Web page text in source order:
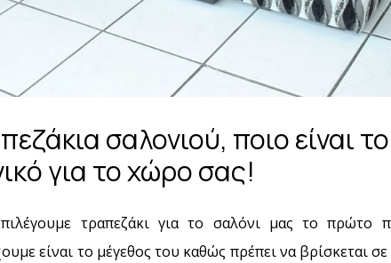
σαλονιού, ποιο είναι το
για το χώρο σας!
τραπεζάκι για το σαλόνι μας το πρώτο
είναι το μέγεθος του καθώς πρέπει να βρίσκεται